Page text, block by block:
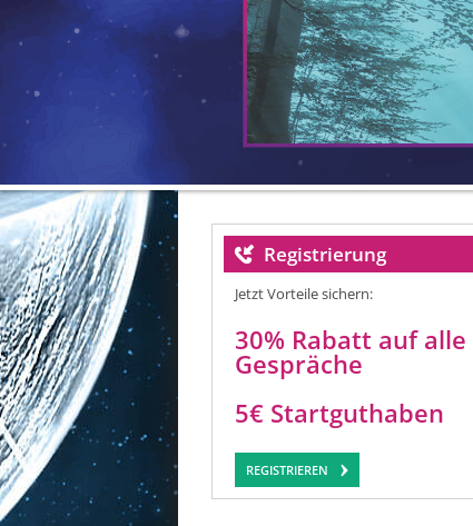
Registrierung
Jetzt Vorteile sichern:
30% Rabatt auf alle
Gespräche
5€ Startguthaben
REGISTRIEREN